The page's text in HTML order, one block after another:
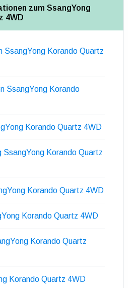
zum SsangYong
4WD
SsangYong Korando Quartz
SsangYong Korando
Korando Quartz 4WD
SsangYong Korando Quartz
Korando Quartz 4WD
Korando Quartz 4WD
Korando Quartz
Korando Quartz 4WD